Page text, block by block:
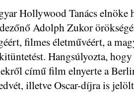
Hollywood Tanács elnöke
Adolph Zukor
filmes életművéért, a
Hangsúlyozta,
című film elnyerte a
illetve Oscar-díjra is